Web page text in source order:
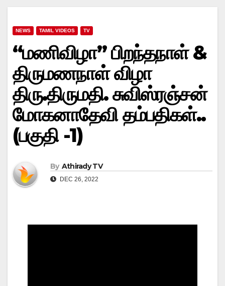
NEWS TAMIL VIDEOS TV
“மணிவிழா” பிறந்தநாள் &
திருமணநாள் விழா
திரு.திருமதி. சுவிஸ்ரஞ்சன்
மோகனாதேவி தம்பதிகள்..
(பகுதி -1)
By Athirady TV
DEC 26, 2022